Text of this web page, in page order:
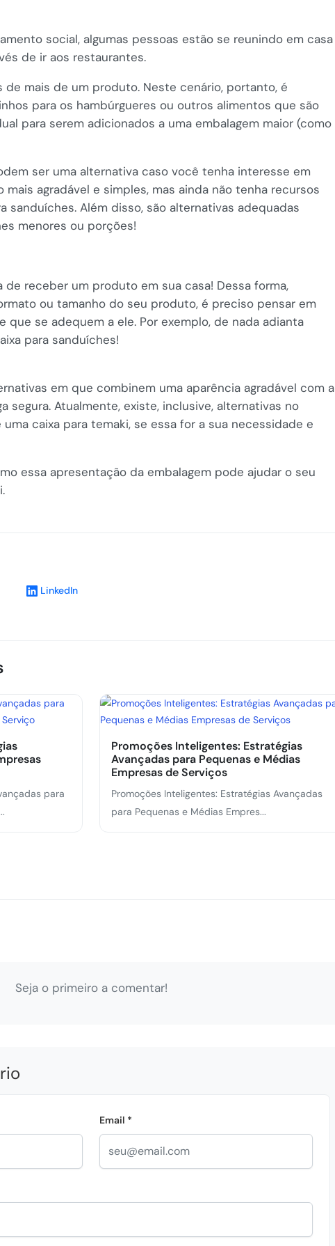
social, algumas pessoas estão se reunindo em casa
de ir aos restaurantes.
de mais de um produto. Neste cenário, portanto, é
para os hambúrgueres ou outros alimentos que são
para serem adicionados a uma embalagem maior (como
ser uma alternativa caso você tenha interesse em
agradável e simples, mas ainda não tenha recursos
sanduíches. Além disso, são alternativas adequadas
menores ou porções!
de receber um produto em sua casa! Dessa forma,
ou tamanho do seu produto, é preciso pensar em
que se adequem a ele. Por exemplo, de nada adianta
para sanduíches!
em que combinem uma aparência agradável com a
segura. Atualmente, existe, inclusive, alternativas no
caixa para temaki, se essa for a sua necessidade e
essa apresentação da embalagem pode ajudar o seu
LinkedIn
para
Promoções Inteligentes: Estratégias
Avançadas para Pequenas e Médias
Empresas de Serviços
Promoções Inteligentes: Estratégias Avançadas
para Pequenas e Médias Empres...
Seja o primeiro a comentar!
Email *